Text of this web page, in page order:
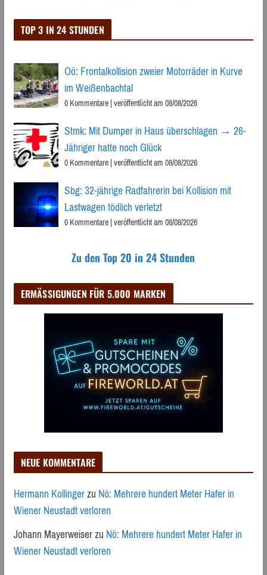
TOP 3 IN 24 STUNDEN
Oö: Frontalkollision zweier Motorräder in Kurve
im Weißenbachtal
0 Kommentare|veröffentlicht am 08/08/2026
Stmk: Mit Dumper in Haus überschlagen → 26-
Jähriger hatte noch Glück
0 Kommentare|veröffentlicht am 08/08/2026
Sbg: 32-jährige Radfahrerin bei Kollision mit
Lastwagen tödlich verletzt
0 Kommentare|veröffentlicht am 08/08/2026
Zu den Top 20 in 24 Stunden
ERMÄSSIGUNGEN FÜR 5.000 MARKEN
NEUE KOMMENTARE
Hermann KollingerzuNö: Mehrere hundert Meter Hafer in
Wiener Neustadt verloren
Johann MayerweiserzuNö: Mehrere hundert Meter Hafer in
Wiener Neustadt verloren